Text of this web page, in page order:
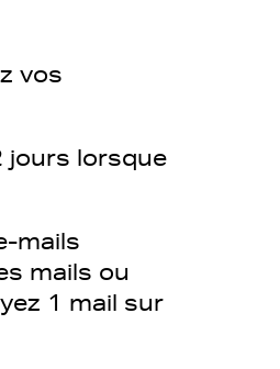
vos
jours lorsque
mails
mails ou
1 mail sur